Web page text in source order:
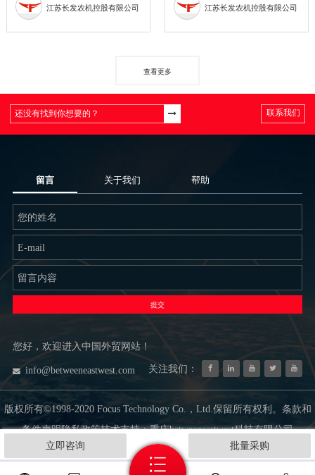
立即咨询 批量采购
江苏长发农机控股有限公司 江苏长发农机控股有限公司
查看更多
联系我们
留言 关于我们 帮助
提交
您好，欢迎进入中国外贸网站！
info@betweeneastwest.com 关注我们：
版权所有©1998-2020 Focus Technology Co.，Ltd.保留所有权利。条款和
条件声明隐私政策技术支持：重庆betweeneastwest科技有限公司